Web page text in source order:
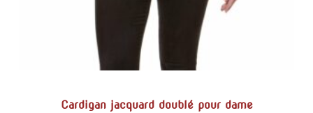
Cardigan jacquard doublé pour dame